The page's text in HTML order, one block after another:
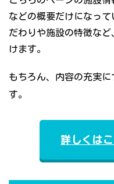
などの概要だけになっ
だわりや施設の特徴な
けます。
もちろん、内容の充実に
す。
詳しくは